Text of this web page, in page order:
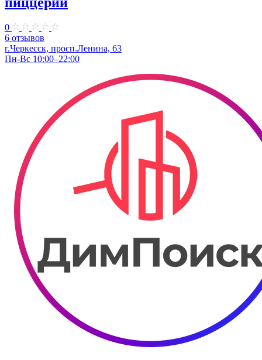
0
6 отзывов
г.Черкесск, просп.Ленина, 63
Пн-Вс 10:00–22:00